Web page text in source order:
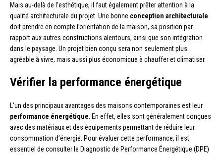
Mais au-delà de l’esthétique, il faut également prêter attention à la
qualité architecturale du projet. Une bonne conception architecturale
doit prendre en compte l’orientation de la maison, sa position par
rapport aux autres constructions alentours, ainsi que son intégration
dans le paysage. Un projet bien conçu sera non seulement plus
agréable à vivre, mais aussi plus économique à chauffer et climatiser.
Vérifier la performance énergétique
L’un des principaux avantages des maisons contemporaines est leur
performance énergétique . En effet, elles sont généralement conçues
avec des matériaux et des équipements permettant de réduire leur
consommation d’énergie. Pour évaluer cette performance, il est
essentiel de consulter le Diagnostic de Performance Énergétique (DPE)